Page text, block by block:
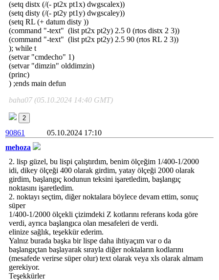
(setq distx (/(- pt2x pt1x) dwgscalex))
(setq disty (/(- pt2y pt1y) dwgscaley))
(setq RL (+ datum disty ))
(command "-text" (list pt2x pt2y) 2.5 0 (rtos distx 2 3))
(command "-text" (list pt2x pt2y) 2.5 90 (rtos RL 2 3))
); while t
(setvar "cmdecho" 1)
(setvar "dimzin" olddimzin)
(princ)
) ;ends main defun
baha07 (05.10.2024 14:40 GMT)
2
90861
05.10.2024 17:10
mehoza
2. lisp güzel, bu lispi çalıştırdım, benim ölçeğim 1/400-1/2000
idi, dikey ölçeği 400 olarak girdim, yatay ölçeği 2000 olarak
girdim, başlangıç kodunun teksini işaretledim, başlangıç
noktasını işaretledim.
2. noktayı seçtim, diğer noktalara böylece devam ettim, sonuç
süper
1/400-1/2000 ölçekli çizimdeki Z kotlarını referans koda göre
verdi, ayrıca başlangıca olan mesafeleri de verdi.
elinize sağlık, teşekkür ederim.
Yalnız burada başka bir lispe daha ihtiyaçım var o da
başlangıçtan başlayarak sırayla diğer noktaların kodlarını
(mesafede verirse süper olur) text olarak veya xls olarak almam
gerekiyor.
Teşekkürler